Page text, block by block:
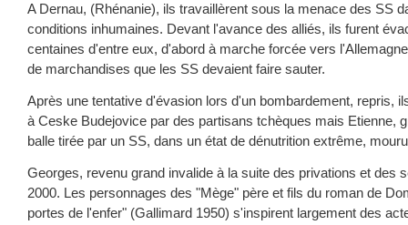
A Dernau, (Rhénanie), ils travaillèrent sous la menace des SS
conditions inhumaines. Devant l'avance des alliés, ils furent
centaines d'entre eux, d'abord à marche forcée vers
de marchandises que les SS devaient faire sauter.
Après une tentative d'évasion lors d'un bombardement, repris,
à Ceske Budejovice par des partisans tchèques mais Etienne,
balle tirée par un SS, dans un état de dénutrition extrême,
Georges, revenu grand invalide à la suite des privations et des
2000. Les personnages des "Mège" père et fils du roman de
portes de l'enfer" (Gallimard 1950) s'inspirent largement des